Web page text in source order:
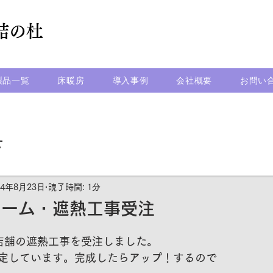
の杜
品一覧 床暖房 導入事例 会社概要 お問い
ム・遮熱工事受注
年8月23日 読了時間: 1分
の遮熱工事を受注しました。
しています。完成したらアップ！するので